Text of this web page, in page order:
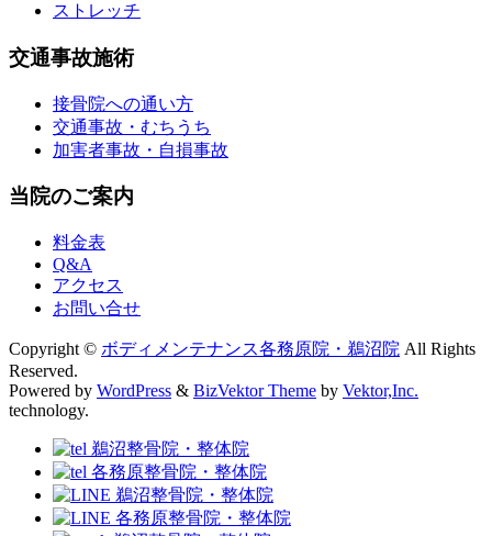
ストレッチ
交通事故施術
接骨院への通い方
交通事故・むちうち
加害者事故・自損事故
当院のご案内
料金表
Q&A
アクセス
お問い合せ
Copyright © ボディメンテナンス各務原院・鵜沼院 All Rights
Reserved.
Powered by WordPress & BizVektor Theme by Vektor,Inc.
technology.